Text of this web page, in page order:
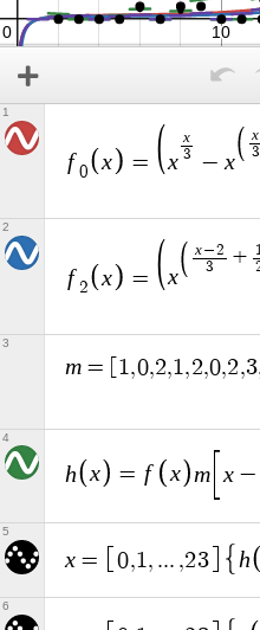
f 0 x = x
x
3 − x
x
3
1
f 2 x = x
x−2
3
+
2
m = 1 ,0,2,1 ,2,0,2,3
3
h x = f x m x −
4
x = 0,1, ... ,23 h
5
6